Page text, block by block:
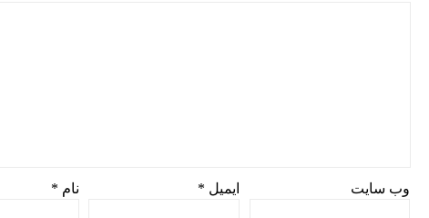
نام * ایمیل * وب‌ سایت